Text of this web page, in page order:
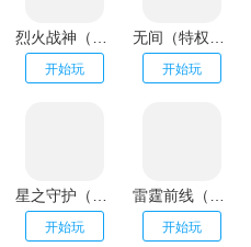
开始玩 开始玩
星之守护（神龙送万充）
开始玩
雷霆前线（送传世100万充）
开始玩